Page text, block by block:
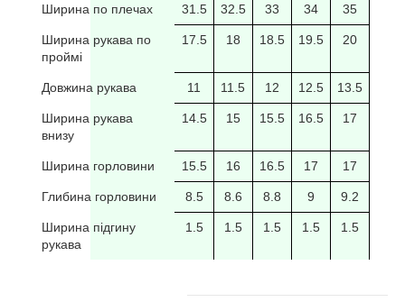
Ширина по плечах 31.5 32.5 33 34 35
Ширина рукава по
проймі
17.5 18 18.5 19.5 20
Довжина рукава 11 11.5 12 12.5 13.5
Ширина рукава
внизу
14.5 15 15.5 16.5 17
Ширина горловини 15.5 16 16.5 17 17
Глибина горловини 8.5 8.6 8.8 9 9.2
Ширина підгину
рукава
1.5 1.5 1.5 1.5 1.5